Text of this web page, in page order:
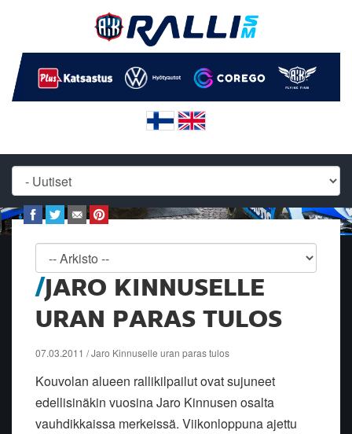
JARO KINNUSELLE
URAN PARAS TULOS
07.03.2011 / Jaro Kinnuselle uran paras tulos
Kouvolan alueen rallikilpailut ovat sujuneet
edellisinäkin vuosina Jaro Kinnusen osalta
vauhdikkaissa merkeissä. Viikonloppuna ajettu